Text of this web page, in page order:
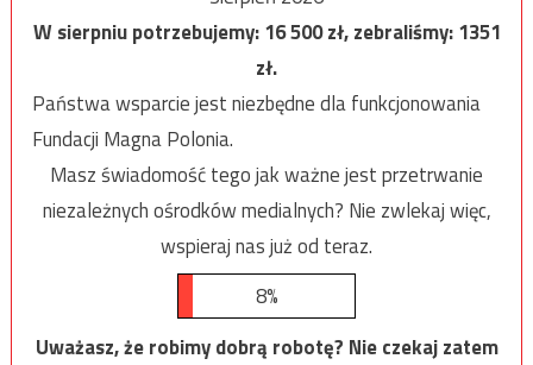
W sierpniu potrzebujemy:16 500zł, zebraliśmy:1351
zł.
Państwa wsparcie jest niezbędne dla funkcjonowania
Fundacji Magna Polonia.
Masz świadomość tego jak ważne jest przetrwanie
niezależnych ośrodków medialnych? Nie zwlekaj więc,
wspieraj nas już od teraz.
8%
Uważasz, że robimy dobrą robotę? Nie czekaj zatem